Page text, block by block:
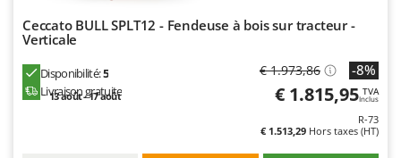
Ceccato BULL SPLT12 - Fendeuse à bois sur tracteur -
Verticale
Disponibilité:5
Livraison gratuite
13 août - 17 août
€ 1.973,86 -8%
€ 1.815,95 TVA
Inclus
R-73
€ 1.513,29 Hors taxes (HT)